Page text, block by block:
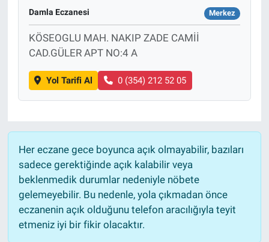
Damla Eczanesi Merkez
KÖSEOGLU MAH. NAKIP ZADE CAMİİ
CAD.GÜLER APT NO:4 A
Yol Tarifi Al 0 (354) 212 52 05
Her eczane gece boyunca açık olmayabilir, bazıları
sadece gerektiğinde açık kalabilir veya
beklenmedik durumlar nedeniyle nöbete
gelemeyebilir. Bu nedenle, yola çıkmadan önce
eczanenin açık olduğunu telefon aracılığıyla teyit
etmeniz iyi bir fikir olacaktır.